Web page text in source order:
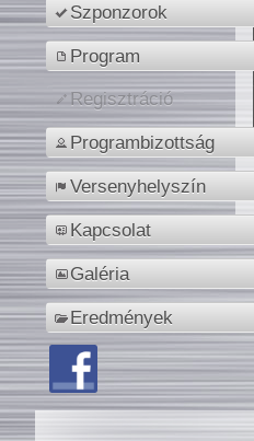
Szponzorok
Program
Regisztráció
Programbizottság
Versenyhelyszín
Kapcsolat
Galéria
Eredmények